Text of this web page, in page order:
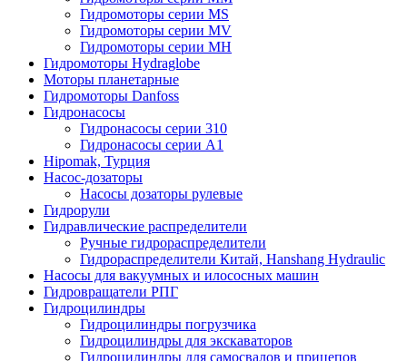
Гидромоторы серии MS
Гидромоторы серии MV
Гидромоторы серии MH
Гидромоторы Hydraglobe
Моторы планетарные
Гидромоторы Danfoss
Гидронасосы
Гидронасосы серии 310
Гидронасосы серии А1
Hipomak, Турция
Насос-дозаторы
Насосы дозаторы рулевые
Гидрорули
Гидравлические распределители
Ручные гидрораспределители
Гидрораспределители Китай, Hanshang Hydraulic
Насосы для вакуумных и илососных машин
Гидровращатели РПГ
Гидроцилиндры
Гидроцилиндры погрузчика
Гидроцилиндры для экскаваторов
Гидроцилиндры для самосвалов и прицепов